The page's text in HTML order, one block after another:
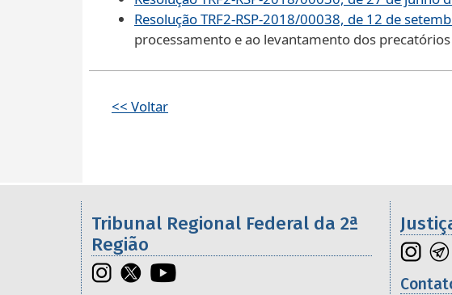
Resolução TRF2-RSP-2018/00038, de 12 de
processamento e ao levantamento dos
<< Voltar
Informações úteis sobre os órgãos da 2ª
Tribunal Regional Federal da 2ª
Região